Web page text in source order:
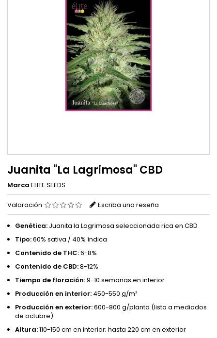
Juanita "La Lagrimosa" CBD
Marca ELITE SEEDS
Valoración Escriba una reseña
Genética: Juanita la Lagrimosa seleccionada rica en CBD
Tipo:60% sativa / 40% índica
Contenido de THC:6-8%
Contenido de CBD:8-12%
Tiempo de floración:9-10 semanas en interior
Producción en interior: 450-550 g/m²
Producción en exterior:600-800 g/planta (lista a mediados
de octubre)
Altura:110-150 cm en interior; hasta 220 cm en exterior